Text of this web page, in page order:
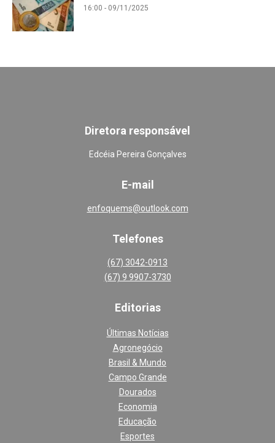
16:00 - 09/11/2025
Diretora responsável
Edcéia Pereira Gonçalves
E-mail
enfoquems@outlook.com
Telefones
(67) 3042-0913
(67) 9 9907-3730
Editorias
Últimas Notícias
Agronegócio
Brasil & Mundo
Campo Grande
Dourados
Economia
Educação
Esportes